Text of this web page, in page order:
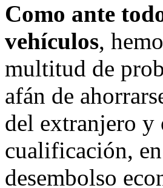
Como ante
vehículos,
multitud de
afán de
del extranjero y
cualificación,
desembolso